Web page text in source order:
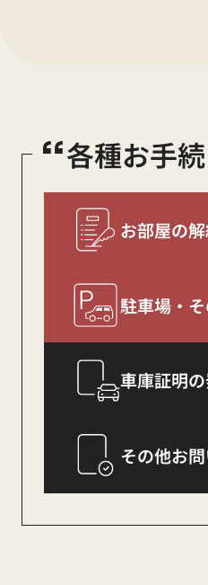
2025.12.25
年末年
誠に勝手ながら、下記の
“各種お手
お部屋の
駐車場・
車庫証明
その他お